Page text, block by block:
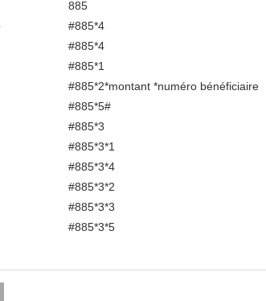
885
#885*4
#885*4
#885*1
#885*2*montant *numéro bénéficiaire
#885*5#
#885*3
#885*3*1
#885*3*4
#885*3*2
#885*3*3
#885*3*5